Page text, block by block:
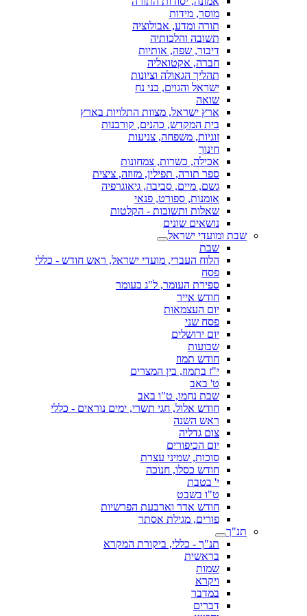
מוסר, מידות
תורה ומדע, אבולוציה
תשובה והלכותיה
דיבור, שפה, אותיות
חברה, אקטואליה
תהליך הגאולה וציונות
ישראל והגוים, בני נח
שואה
ארץ ישראל, מצוות התלויות בארץ
בית המקדש, כהנים, קורבנות
זוגיות, משפחה, צניעות
חינוך
אכילה, כשרות, צמחונות
ספר תורה, תפילין, מזוזה, ציצית
גשם, מיים, סביבה, גיאוגרפיה
אומנות, ספורט, פנאי
שאלות ותשובות - הקלטות
נושאים שונים
שבת ומועדי ישראל
שבת
הלוח העברי, מועדי ישראל, ראש חודש - כללי
פסח
ספירת העומר, ל"ג בעומר
חודש אייר
יום העצמאות
פסח שני
יום ירושלים
שבועות
חודש תמוז
י"ז בתמוז, בין המצרים
ט' באב
שבת נחמו, ט"ו באב
חודש אלול, חגי תשרי, ימים נוראים - כללי
ראש השנה
צום גדליה
יום הכיפורים
סוכות, שמיני עצרת
חודש כסלו, חנוכה
י' בטבת
ט"ו בשבט
חודש אדר וארבעת הפרשיות
פורים, מגילת אסתר
תנ"ך
תנ"ך - כללי, ביקורת המקרא
בראשית
שמות
ויקרא
במדבר
דברים